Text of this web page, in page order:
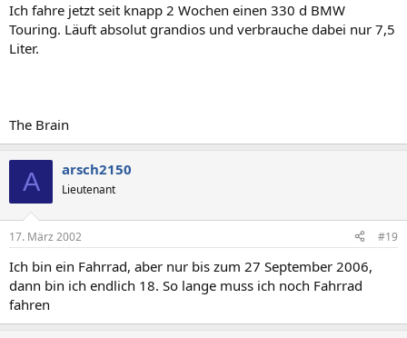
Ich fahre jetzt seit knapp 2 Wochen einen 330 d BMW
Touring. Läuft absolut grandios und verbrauche dabei nur 7,5
Liter.
The Brain
A arsch2150
Lieutenant
17. März 2002 #19
Ich bin ein Fahrrad, aber nur bis zum 27 September 2006,
dann bin ich endlich 18. So lange muss ich noch Fahrrad
fahren